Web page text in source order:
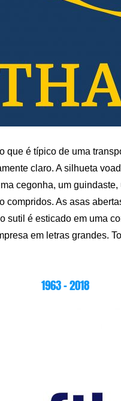
que é típico de uma
claro. A silhueta
cegonha, um
compridos. As asas
sutil é esticado em uma
em letras grandes.
1963 – 2018